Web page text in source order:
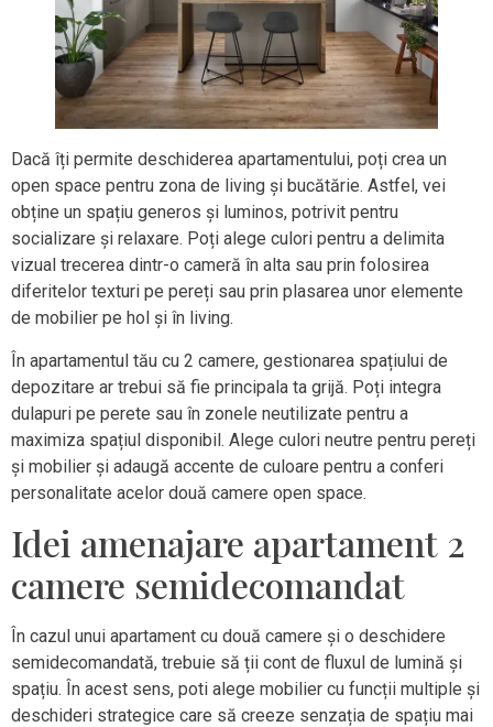
Dacă îți permite deschiderea apartamentului, poți crea un
open space pentru zona de living și bucătărie. Astfel, vei
obține un spațiu generos și luminos, potrivit pentru
socializare și relaxare. Poți alege culori pentru a delimita
vizual trecerea dintr-o cameră în alta sau prin folosirea
diferitelor texturi pe pereți sau prin plasarea unor elemente
de mobilier pe hol și în living.
În apartamentul tău cu 2 camere, gestionarea spațiului de
depozitare ar trebui să fie principala ta grijă. Poți integra
dulapuri pe perete sau în zonele neutilizate pentru a
maximiza spațiul disponibil. Alege culori neutre pentru pereți
și mobilier și adaugă accente de culoare pentru a conferi
personalitate acelor două camere open space.
Idei amenajare apartament 2
camere semidecomandat
În cazul unui apartament cu două camere și o deschidere
semidecomandată, trebuie să ții cont de fluxul de lumină și
spațiu. În acest sens, poti alege mobilier cu funcții multiple și
deschideri strategice care să creeze senzația de spațiu mai